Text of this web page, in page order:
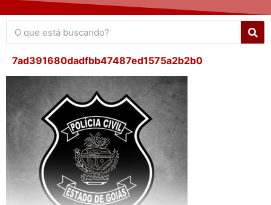
7ad391680dadfbb47487ed1575a2b2b0